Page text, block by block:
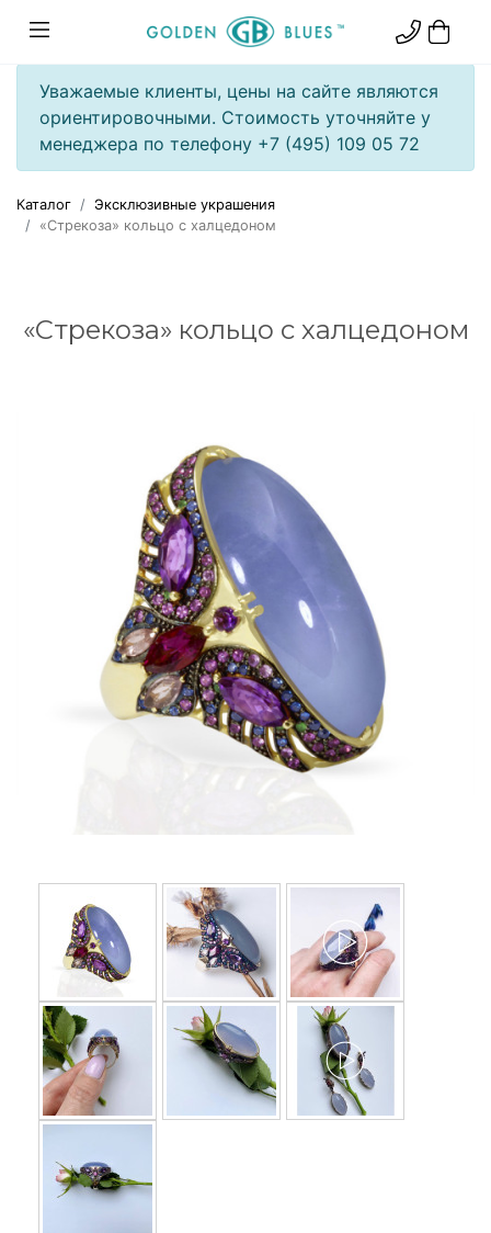
Уважаемые клиенты, цены на сайте являются
ориентировочными. Стоимость уточняйте у
менеджера по телефону +7 (495) 109 05 72
Каталог
Эксклюзивные украшения
«Стрекоза» кольцо с халцедоном
«Стрекоза» кольцо с халцедоном